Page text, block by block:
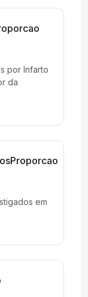
por Infarto
da
em